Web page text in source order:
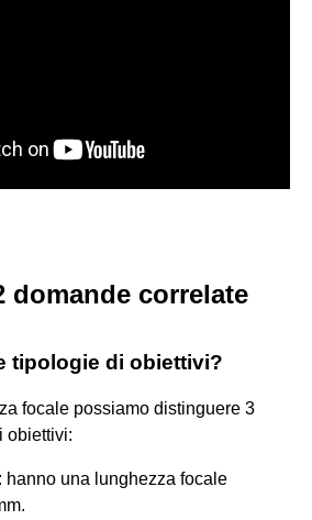
domande correlate
tipologie di obiettivi?
focale possiamo distinguere 3
obiettivi:
hanno una lunghezza focale